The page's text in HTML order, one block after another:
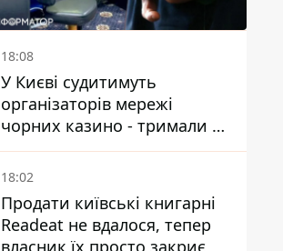
18:08
У Києві судитимуть
організаторів мережі
чорних казино - тримали 39
закладів
18:02
Продати київські книгарні
Readeat не вдалося, тепер
власник їх просто закриє